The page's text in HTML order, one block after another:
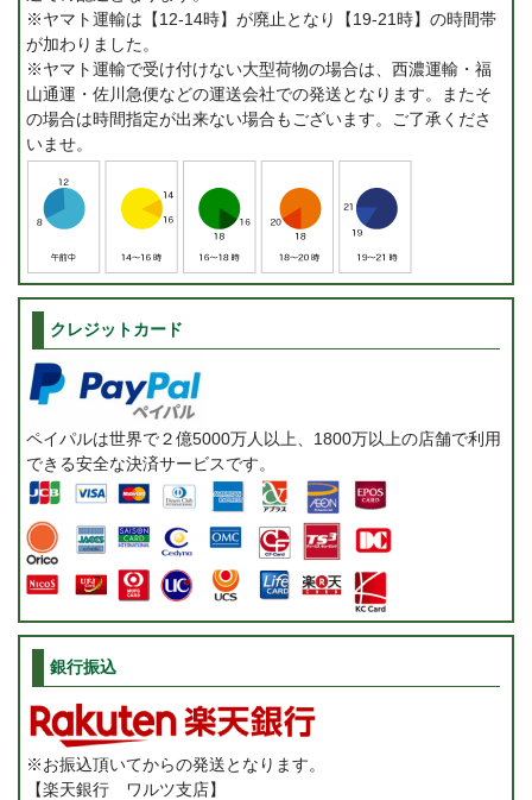
※ヤマト運輸は【12-14時】が廃止となり【19-21時】の時間帯
が加わりました。
※ヤマト運輸で受け付けない大型荷物の場合は、西濃運輸・福
山通運・佐川急便などの運送会社での発送となります。またそ
の場合は時間指定が出来ない場合もございます。ご了承くださ
いませ。
クレジットカード
ペイパルは世界で２億5000万人以上、1800万以上の店舗で利用
できる安全な決済サービスです。
銀行振込
※お振込頂いてからの発送となります。
【楽天銀行 ワルツ支店】